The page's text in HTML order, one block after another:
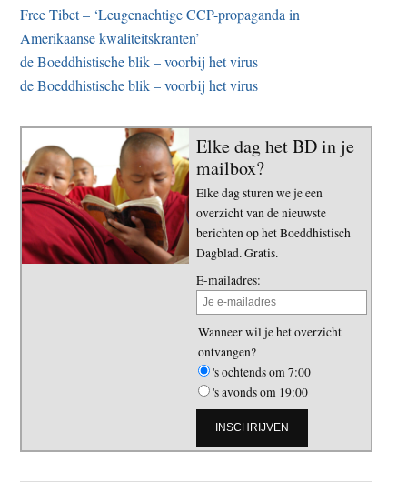
Free Tibet – ‘Leugenachtige CCP-propaganda in
Amerikaanse kwaliteitskranten’
de Boeddhistische blik – voorbij het virus
de Boeddhistische blik – voorbij het virus
Elke dag het BD in je
mailbox?
Elke dag sturen we je een
overzicht van de nieuwste
berichten op het Boeddhistisch
Dagblad. Gratis.
E-mailadres:
Wanneer wil je het overzicht
ontvangen?
's ochtends om 7:00
's avonds om 19:00